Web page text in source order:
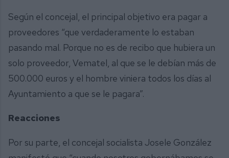
Según el concejal, el principal objetivo era pagar a
proveedores “que verdaderamente lo estaban
pasando mal. Porque no es de recibo que hubiera un
solo proveedor, Vematel, al que se le debían más de
500.000 euros y el hombre viniera todos los días al
Ayuntamiento a que se le pagara”.
Reacciones
Por su parte, el concejal socialista Josele González